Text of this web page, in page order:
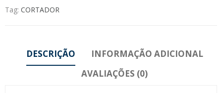
Tag: CORTADOR
DESCRIÇÃO
INFORMAÇÃO ADICIONAL
AVALIAÇÕES (0)